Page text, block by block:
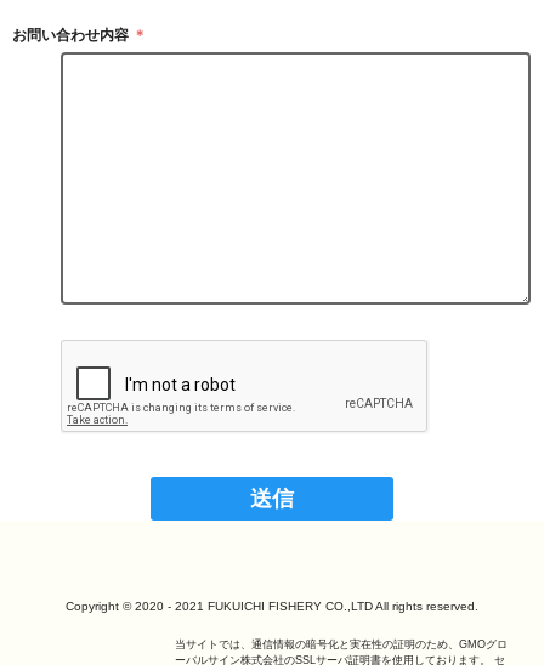
お問い合わせ内容 ＊
Copyright © 2020 - 2021 FUKUICHI FISHERY CO.,LTD All rights reserved.
当サイトでは、通信情報の暗号化と実在性の証明のため、GMOグロ
ーバルサイン株式会社のSSLサーバ証明書を使用しております。 セ